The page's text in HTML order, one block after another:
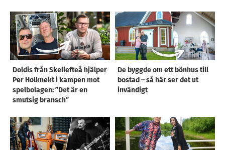
Doldis från Skellefteå hjälper
Per Holknekt i kampen mot
spelbolagen: ”Det är en
smutsig bransch”
De byggde om ett bönhus till
bostad – så här ser det ut
invändigt